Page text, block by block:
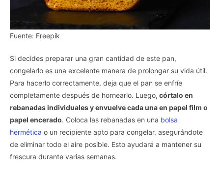
Fuente: Freepik
Si decides preparar una gran cantidad de este pan,
congelarlo es una excelente manera de prolongar su vida útil.
Para hacerlo correctamente, deja que el pan se enfríe
completamente después de hornearlo. Luego, córtalo en
rebanadas individuales y envuelve cada una en papel film o
papel encerado. Coloca las rebanadas en una bolsa
hermética o un recipiente apto para congelar, asegurándote
de eliminar todo el aire posible. Esto ayudará a mantener su
frescura durante varias semanas.